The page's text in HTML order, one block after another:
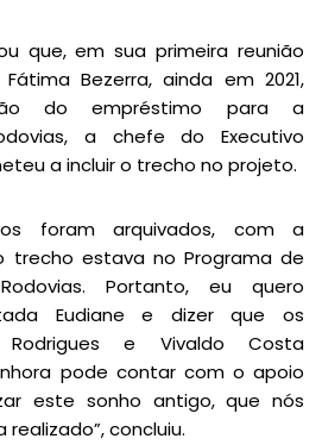
que, em sua primeira reunião
Bezerra, ainda em 2021,
do empréstimo para a
a chefe do Executivo
a incluir o trecho no projeto.
foram arquivados, com a
trecho estava no Programa de
Portanto, eu quero
Eudiane e dizer que os
Rodrigues e Vivaldo Costa
pode contar com o apoio
este sonho antigo, que nós
concluiu.